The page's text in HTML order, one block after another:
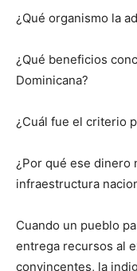
¿Qué organismo la
¿Qué beneficios
Dominicana?
¿Cuál fue el criterio
¿Por qué ese dinero
infraestructura
Cuando un pueblo
entrega recursos al
convincentes, la